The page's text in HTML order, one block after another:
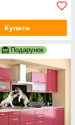
Купити
Подарунок